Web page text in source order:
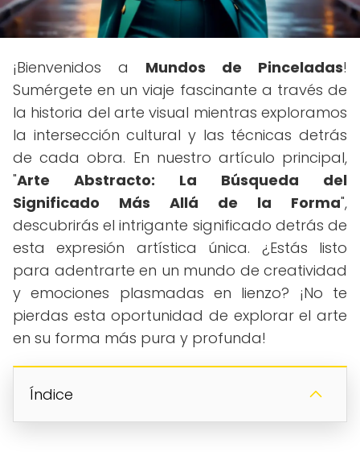
¡Bienvenidos a Mundos de Pinceladas!
Sumérgete en un viaje fascinante a través de
la historia del arte visual mientras exploramos
la intersección cultural y las técnicas detrás
de cada obra. En nuestro artículo principal,
"Arte Abstracto: La Búsqueda del
Significado Más Allá de la Forma",
descubrirás el intrigante significado detrás de
esta expresión artística única. ¿Estás listo
para adentrarte en un mundo de creatividad
y emociones plasmadas en lienzo? ¡No te
pierdas esta oportunidad de explorar el arte
en su forma más pura y profunda!
Índice